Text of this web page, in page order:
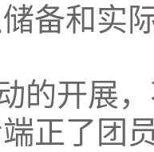
备和实
的开展
正了团